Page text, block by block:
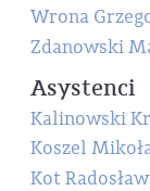
Wrona
Zdanowski
Asystenci
Kalinowski
Koszel
Kot Radosław